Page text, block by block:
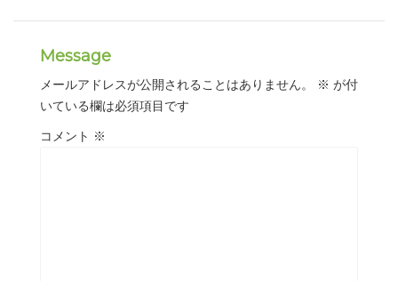
Message
メールアドレスが公開されることはありません。 ※ が付
いている欄は必須項目です
コメント ※